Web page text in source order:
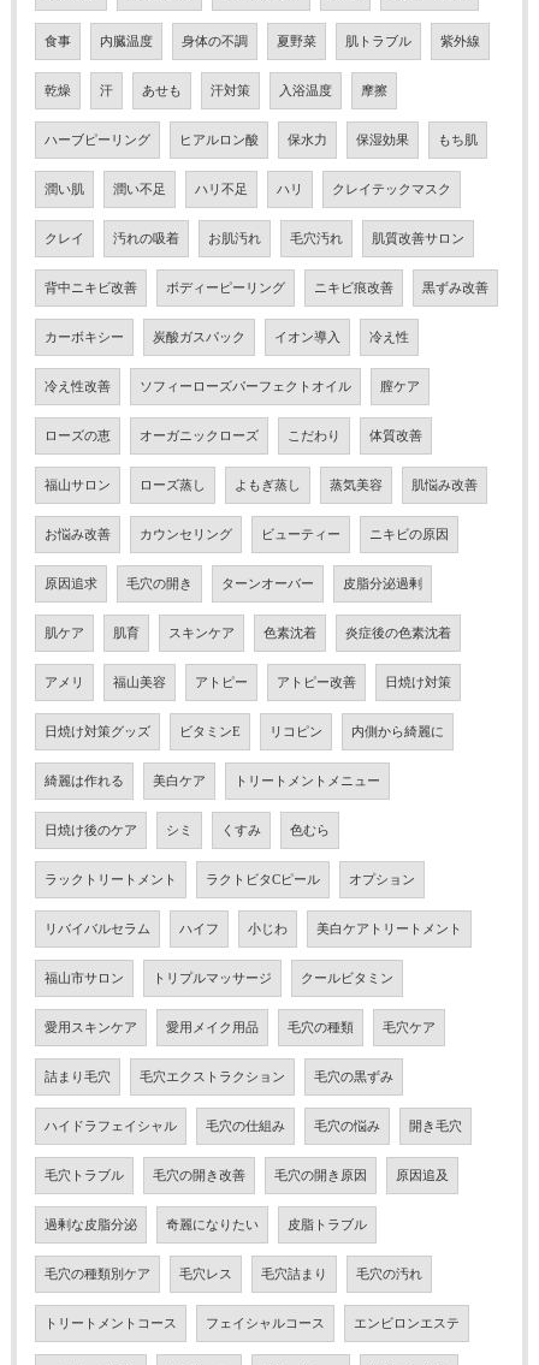
食事 内臓温度 身体の不調 夏野菜 肌トラブル 紫外線
乾燥 汗 あせも 汗対策 入浴温度 摩擦
ハーブピーリング ヒアルロン酸 保水力 保湿効果 もち肌
潤い肌 潤い不足 ハリ不足 ハリ クレイテックマスク
クレイ 汚れの吸着 お肌汚れ 毛穴汚れ 肌質改善サロン
背中ニキビ改善 ボディーピーリング ニキビ痕改善 黒ずみ改善
カーボキシー 炭酸ガスパック イオン導入 冷え性
冷え性改善 ソフィーローズパーフェクトオイル 膣ケア
ローズの恵 オーガニックローズ こだわり 体質改善
福山サロン ローズ蒸し よもぎ蒸し 蒸気美容 肌悩み改善
お悩み改善 カウンセリング ビューティー ニキビの原因
原因追求 毛穴の開き ターンオーバー 皮脂分泌過剰
肌ケア 肌育 スキンケア 色素沈着 炎症後の色素沈着
アメリ 福山美容 アトピー アトピー改善 日焼け対策
日焼け対策グッズ ビタミンE リコピン 内側から綺麗に
綺麗は作れる 美白ケア トリートメントメニュー
日焼け後のケア シミ くすみ 色むら
ラックトリートメント ラクトビタCピール オプション
リバイバルセラム ハイフ 小じわ 美白ケアトリートメント
福山市サロン トリプルマッサージ クールビタミン
愛用スキンケア 愛用メイク用品 毛穴の種類 毛穴ケア
詰まり毛穴 毛穴エクストラクション 毛穴の黒ずみ
ハイドラフェイシャル 毛穴の仕組み 毛穴の悩み 開き毛穴
毛穴トラブル 毛穴の開き改善 毛穴の開き原因 原因追及
過剰な皮脂分泌 奇麗になりたい 皮脂トラブル
毛穴の種類別ケア 毛穴レス 毛穴詰まり 毛穴の汚れ
トリートメントコース フェイシャルコース エンビロンエステ